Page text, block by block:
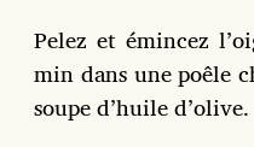
Pelez et émincez
min dans une poêle
soupe d’huile d’olive.